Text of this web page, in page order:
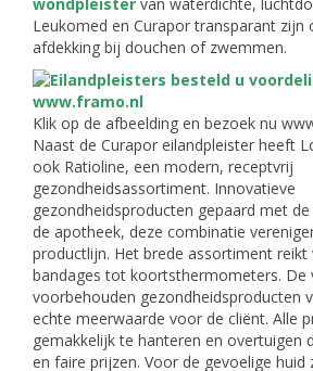
Leukomed en Curapor transparant zijn
afdekking bij douchen of zwemmen.
Klik op de afbeelding en bezoek nu
Naast de Curapor eilandpleister heeft
ook Ratioline, een modern, receptvrij
gezondheidsassortiment. Innovatieve
gezondheidsproducten gepaard met
de apotheek, deze combinatie
productlijn. Het brede assortiment reikt
bandages tot koortsthermometers. De
voorbehouden gezondheidsproducten
echte meerwaarde voor de cliënt. Alle
gemakkelijk te hanteren en overtuigen
en faire prijzen. Voor de gevoelige huid